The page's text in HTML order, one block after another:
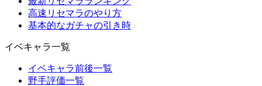
高速リセマラのやり方
基本的なガチャの引き時
イベキャラ一覧
イベキャラ前後一覧
野手評価一覧